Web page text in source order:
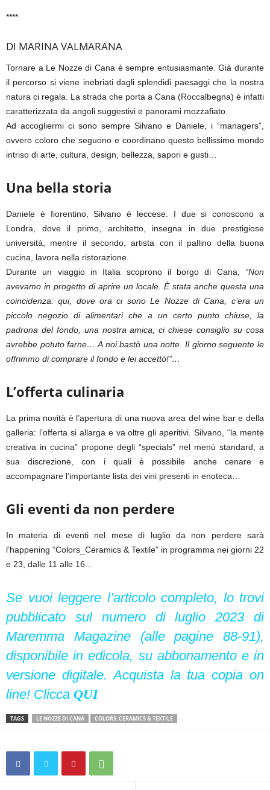
****
DI MARINA VALMARANA
Tornare a Le Nozze di Cana è sempre entusiasmante. Già durante
il percorso si viene inebriati dagli splendidi paesaggi che la nostra
natura ci regala. La strada che porta a Cana (Roccalbegna) è infatti
caratterizzata da angoli suggestivi e panorami mozzafiato.
Ad accogliermi ci sono sempre Silvano e Daniele, i “managers”,
ovvero coloro che seguono e coordinano questo bellissimo mondo
intriso di arte, cultura, design, bellezza, sapori e gusti…
Una bella storia
Daniele è fiorentino, Silvano è leccese. I due si conoscono a
Londra, dove il primo, architetto, insegna in due prestigiose
università, mentre il secondo, artista con il pallino della buona
cucina, lavora nella ristorazione.
Durante un viaggio in Italia scoprono il borgo di Cana,
“Non
avevamo in progetto di aprire un locale. È stata anche questa una
coincidenza: qui, dove ora ci sono Le Nozze di Cana, c’era un
piccolo negozio di alimentari che a un certo punto chiuse, la
padrona del fondo, una nostra amica, ci chiese consiglio su cosa
avrebbe potuto farne… A noi bastò una notte. Il giorno seguente le
offrimmo di comprare il fondo e lei accettò!”…
L’offerta culinaria
La prima novità è l’apertura di una nuova area del wine bar e della
galleria: l’offerta si allarga e va oltre gli aperitivi. Silvano, “la mente
creativa in cucina” propone degli “specials” nel menù standard, a
sua discrezione, con i quali è possibile anche cenare e
accompagnare l’importante lista dei vini presenti in enoteca…
Gli eventi da non perdere
In materia di eventi nel mese di luglio da non perdere sarà
l’happening “Colors_Ceramics & Textile” in programma nei giorni 22
e 23, dalle 11 alle 16…
Se vuoi leggere l’articolo completo, lo trovi
pubblicato sul numero di luglio 2023 di
Maremma Magazine (alle pagine 88-91),
disponibile in edicola, su abbonamento e in
versione digitale. Acquista la tua copia on
line! Clicca QUI
TAGS LE NOZZE DI CANA COLORS_CERAMICS & TEXTILE